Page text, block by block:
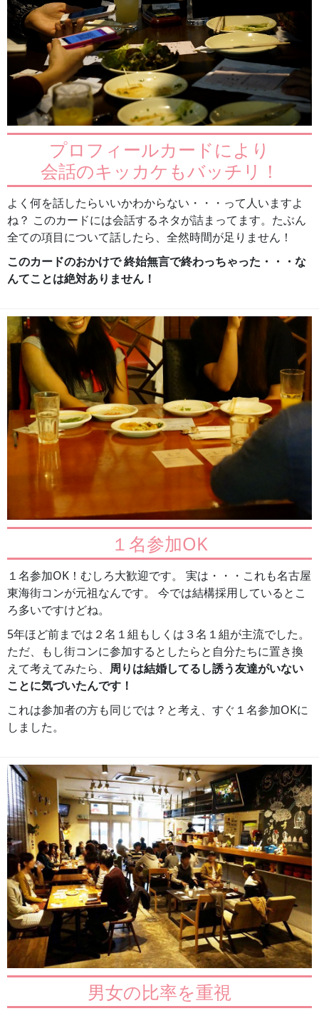
プロフィールカードにより
会話のキッカケもバッチリ！
よく何を話したらいいかわからない・・・って人いますよ
ね？ このカードには会話するネタが詰まってます。たぶん
全ての項目について話したら、全然時間が足りません！
このカードのおかけで 終始無言で終わっちゃった・・・な
んてことは絶対ありません！
１名参加OK
１名参加OK！むしろ大歓迎です。 実は・・・これも名古屋
東海街コンが元祖なんです。 今では結構採用しているとこ
ろ多いですけどね。
5年ほど前までは２名１組もしくは３名１組が主流でした。
ただ、もし街コンに参加するとしたらと自分たちに置き換
えて考えてみたら、 周りは結婚してるし誘う友達がいない
ことに気づいたんです！
これは参加者の方も同じでは？と考え、すぐ１名参加OKに
しました。
男女の比率を重視